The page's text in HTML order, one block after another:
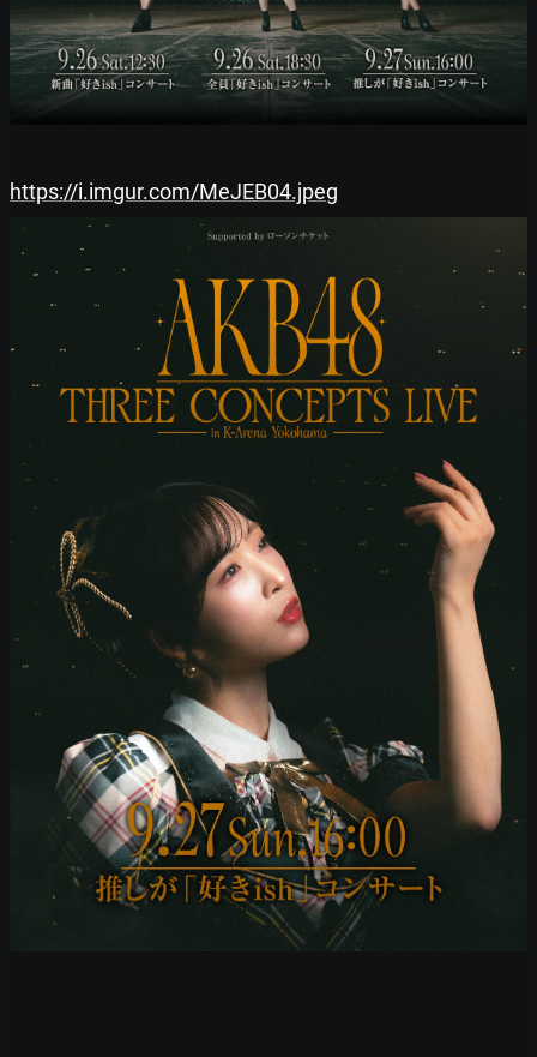
https://i.imgur.com/MeJEB04.jpeg